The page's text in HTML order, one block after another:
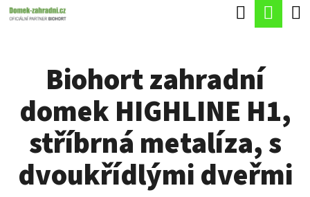
Přejít
Hledat
Biohort zahradní
domek HIGHLINE H1,
stříbrná metalíza, s
dvoukřídlými dveřmi
K